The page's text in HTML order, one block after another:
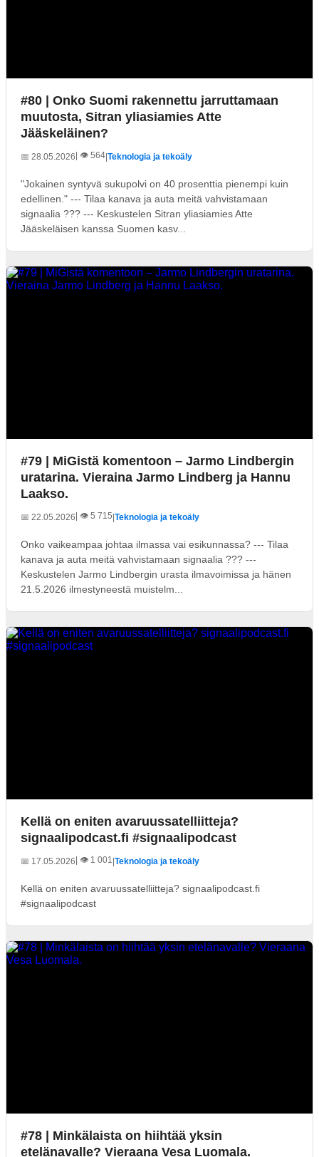
#80 | Onko Suomi rakennettu jarruttamaan
muutosta, Sitran yliasiamies Atte
Jääskeläinen?
📅 28.05.2026 | 👁️ 564|Teknologia ja tekoäly
"Jokainen syntyvä sukupolvi on 40 prosenttia pienempi kuin
edellinen." --- Tilaa kanava ja auta meitä vahvistamaan
signaalia ??? --- Keskustelen Sitran yliasiamies Atte
Jääskeläisen kanssa Suomen kasv...
#79 | MiGistä komentoon – Jarmo Lindbergin
uratarina. Vieraina Jarmo Lindberg ja Hannu
Laakso.
📅 22.05.2026 | 👁️ 5 715|Teknologia ja tekoäly
Onko vaikeampaa johtaa ilmassa vai esikunnassa? --- Tilaa
kanava ja auta meitä vahvistamaan signaalia ??? ---
Keskustelen Jarmo Lindbergin urasta ilmavoimissa ja hänen
21.5.2026 ilmestyneestä muistelm...
Kellä on eniten avaruussatelliitteja?
signaalipodcast.fi #signaalipodcast
📅 17.05.2026 | 👁️ 1 001|Teknologia ja tekoäly
Kellä on eniten avaruussatelliitteja? signaalipodcast.fi
#signaalipodcast
#78 | Minkälaista on hiihtää yksin
etelänavalle? Vieraana Vesa Luomala.